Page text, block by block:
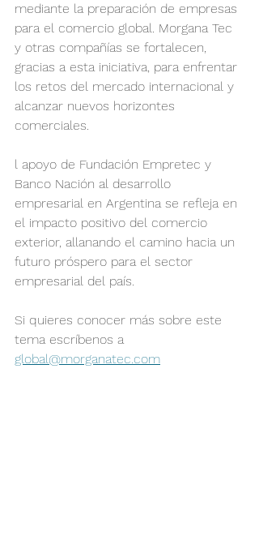
mediante la preparación de empresas
para el comercio global. Morgana Tec
y otras compañías se fortalecen,
gracias a esta iniciativa, para enfrentar
los retos del mercado internacional y
alcanzar nuevos horizontes
comerciales.
l apoyo de Fundación Empretec y
Banco Nación al desarrollo
empresarial en Argentina se refleja en
el impacto positivo del comercio
exterior, allanando el camino hacia un
futuro próspero para el sector
empresarial del país.
Si quieres conocer más sobre este
tema escríbenos a
global@morganatec.com